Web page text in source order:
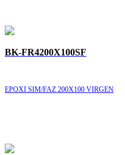
BK-FR4200X100SF
EPOXI SIM/FAZ 200X100 VIRGEN